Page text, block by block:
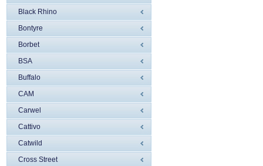
Black Rhino
Bontyre
Borbet
BSA
Buffalo
CAM
Carwel
Cattivo
Catwild
Cross Street